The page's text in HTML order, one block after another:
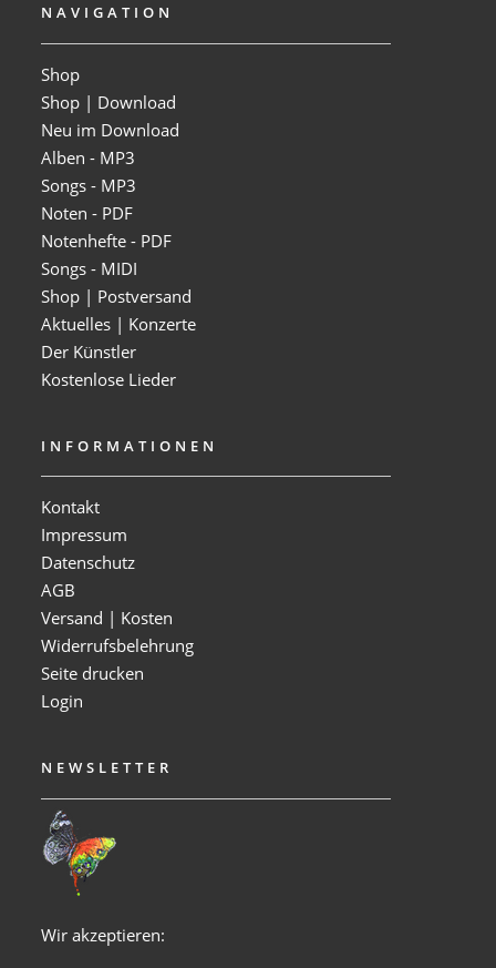
NAVIGATION
Shop
Shop | Download
Neu im Download
Alben - MP3
Songs - MP3
Noten - PDF
Notenhefte - PDF
Songs - MIDI
Shop | Postversand
Aktuelles | Konzerte
Der Künstler
Kostenlose Lieder
INFORMATIONEN
Kontakt
Impressum
Datenschutz
AGB
Versand | Kosten
Widerrufsbelehrung
Seite drucken
Login
NEWSLETTER
Wir akzeptieren: